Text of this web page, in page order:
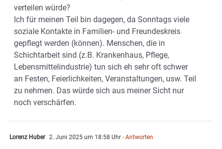
verteilen würde?
Ich für meinen Teil bin dagegen, da Sonntags viele
soziale Kontakte in Familien- und Freundeskreis
gepflegt werden (können). Menschen, die in
Schichtarbeit sind (z.B. Krankenhaus, Pflege,
Lebensmittelindustrie) tun sich eh sehr oft schwer
an Festen, Feierlichkeiten, Veranstaltungen, usw. Teil
zu nehmen. Das würde sich aus meiner Sicht nur
noch verschärfen.
Lorenz Huber 2. Juni 2025 um 18:58 Uhr - Antworten